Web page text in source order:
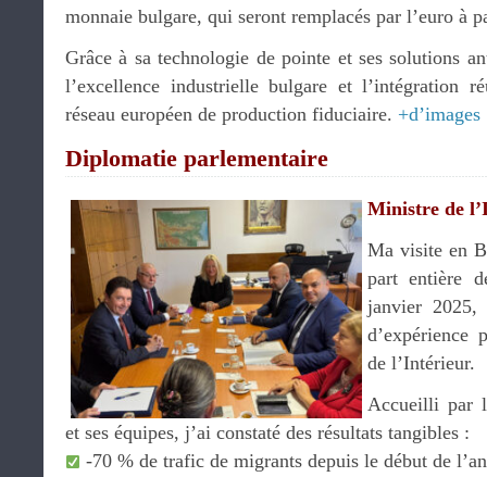
monnaie bulgare, qui seront remplacés par l’euro à
Grâce à sa technologie de pointe et ses solutions
l’excellence industrielle bulgare et l’intégration
réseau européen de production fiduciaire. +d’images
Diplomatie parlementaire
Ministre de
Ma visite en
part entière
janvier 2025,
d’expérience
de l’Intérieur.
Accueilli par
et ses équipes, j’ai constaté des résultats tangibles :
-70 % de trafic de migrants depuis le début de